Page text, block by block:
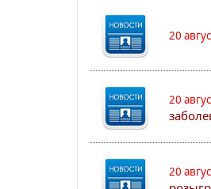
20
20
20